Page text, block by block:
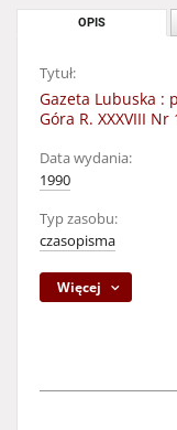
OPIS
Tytuł:
Gazeta Lubuska :
Góra R. XXXVIII
Data wydania:
1990
Typ zasobu:
czasopisma
Więcej